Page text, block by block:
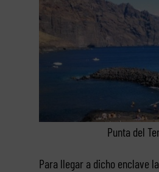
Punta del
Para llegar a dicho enclave